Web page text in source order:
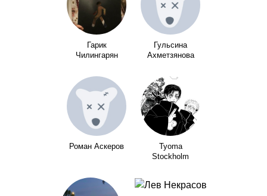
Гарик
Чилингарян
Гульсина
Ахметзянова
Роман Аскеров
Tyoma
Stockholm